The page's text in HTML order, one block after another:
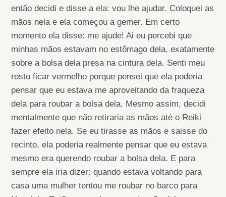
então decidi e disse a ela: vou lhe ajudar. Coloquei as
mãos nela e ela começou a gemer. Em certo
momento ela disse: me ajude! Ai eu percebi que
minhas mãos estavam no estômago dela, exatamente
sobre a bolsa dela presa na cintura dela. Senti meu
rosto ficar vermelho porque pensei que ela poderia
pensar que eu estava me aproveitando da fraqueza
dela para roubar a bolsa dela. Mesmo assim, decidi
mentalmente que não retiraria as mãos até o Reiki
fazer efeito nela. Se eu tirasse as mãos e saisse do
recinto, ela poderia realmente pensar que eu estava
mesmo era querendo roubar a bolsa dela. E para
sempre ela iria dizer: quando estava voltando para
casa uma mulher tentou me roubar no barco para